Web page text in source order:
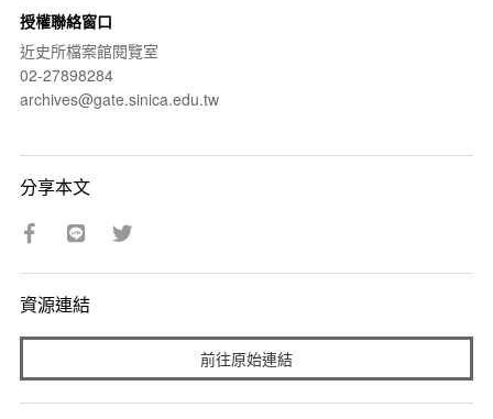
授權聯絡窗口
近史所檔案館閱覽室
02-27898284
archives@gate.sinica.edu.tw
分享本文
資源連結
前往原始連結